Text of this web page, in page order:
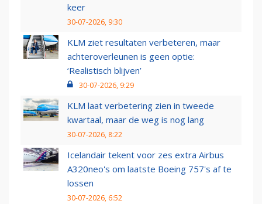
keer
30-07-2026, 9:30
KLM ziet resultaten verbeteren, maar
achteroverleunen is geen optie:
‘Realistisch blijven’
30-07-2026, 9:29
KLM laat verbetering zien in tweede
kwartaal, maar de weg is nog lang
30-07-2026, 8:22
Icelandair tekent voor zes extra Airbus
A320neo's om laatste Boeing 757's af te
lossen
30-07-2026, 6:52